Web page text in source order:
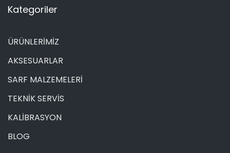
Kategoriler
ÜRÜNLERİMİZ
AKSESUARLAR
SARF MALZEMELERİ
TEKNİK SERVİS
KALİBRASYON
BLOG